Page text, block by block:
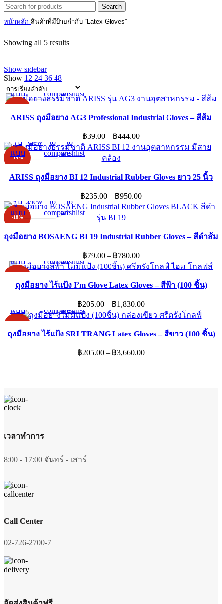
Search
หน้าหลัก สินค้าที่มีป้ายกำกับ “Latex Gloves”
Showing all 5 results
Show sidebar
Show 12 24 36 48
เลือก
รูป
แบบThis
product
has
The
options
be
on
the
product
page
Quick
view
Add
to
compare
to
wishlist
ARISS ถุงมือยาง AG3 Professional Industrial Gloves – สีส้ม
฿39.00 – ฿444.00Price
range:
฿444.00
-19%
รูป
แบบThis
product
has
The
options
be
on
the
product
view
to
compare
to
wishlist
ARISS ถุงมือยาง BI 12 Industrial Rubber Gloves ยาว 25 นิ้ว
฿235.00 – ฿950.00Price
range:
฿950.00
-18%
รูป
แบบThis
product
has
The
may
chosen
on
the
view
to
compare
to
wishlist
ถุงมือยาง BOSAENG BI 19 Industrial Rubber Gloves – สีดำส้ม
฿79.00 – ฿780.00Price
range:
through
เลือก
แบบThis
product
has
The
may
page
QuickAdd
compare
Add
wishlist
ถุงมือยาง ไร้แป้ง I’m Glove Latex Gloves – สีฟ้า (100 ชิ้น)
฿205.00 – ฿1,830.00Price
range:
through
เลือก
แบบThis
product
has
be
product
QuickAdd
compare
Add
wishlist
ถุงมือยาง ไร้แป้ง SRI TRANG Latex Gloves – สีขาว (100 ชิ้น)
฿205.00 – ฿3,660.00Price
เวลาทำการ
8:00 - 17:00 จันทร์ - เสาร์
Call Center
02-726-2700-7